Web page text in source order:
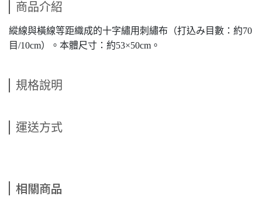
商品介紹
縱線與橫線等距織成的十字繡用刺繡布（打込み目數：約70
目/10cm）。本體尺寸：約53×50cm。
規格說明
運送方式
相關商品